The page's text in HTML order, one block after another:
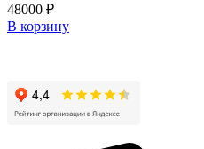
48000 ₽
В корзину